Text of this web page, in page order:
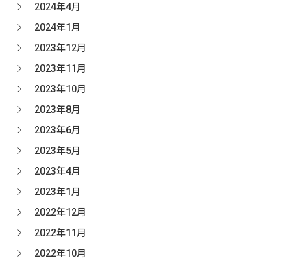
2024年4月
2024年1月
2023年12月
2023年11月
2023年10月
2023年8月
2023年6月
2023年5月
2023年4月
2023年1月
2022年12月
2022年11月
2022年10月